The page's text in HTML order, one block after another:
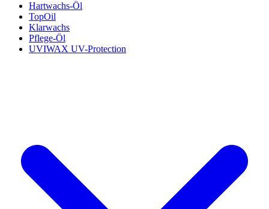
Hartwachs-Öl
TopOil
Klarwachs
Pflege-Öl
UVIWAX UV-Protection